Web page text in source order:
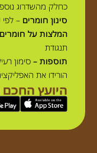
כחלק מהשדרוג
סינון חומרים –
המלצות על
תנגודת
תוספות – סימון
הורידו את
היועץ